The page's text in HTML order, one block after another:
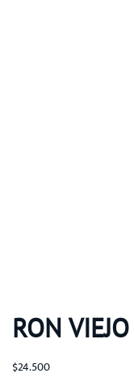
RON
$24.500